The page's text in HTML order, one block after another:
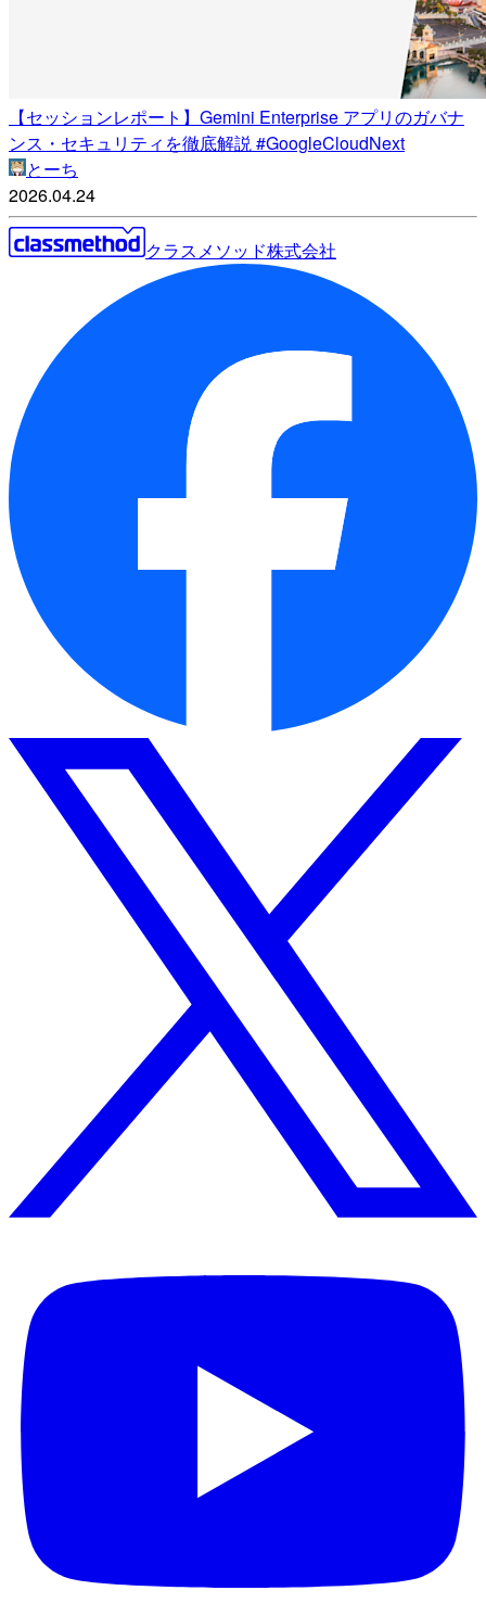
【セッションレポート】Gemini Enterprise アプリのガバナ
ンス・セキュリティを徹底解説 #GoogleCloudNext
とーち
2026.04.24
クラスメソッド株式会社